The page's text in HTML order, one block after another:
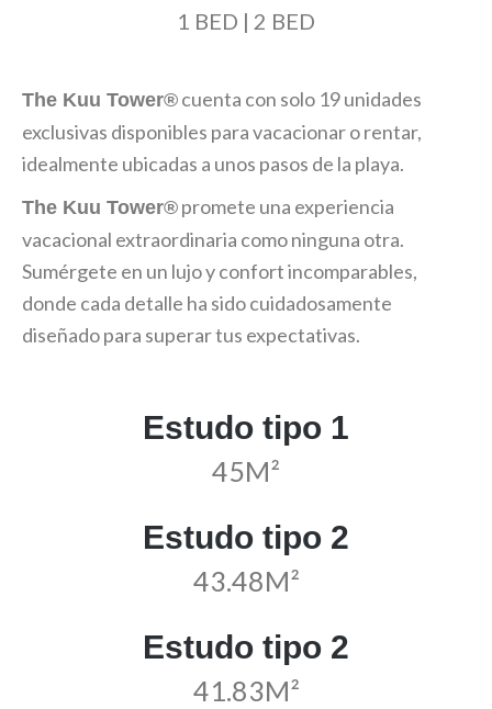
1 BED | 2 BED
The Kuu Tower® cuenta con solo 19 unidades
exclusivas disponibles para vacacionar o rentar,
idealmente ubicadas a unos pasos de la playa.
The Kuu Tower®️ promete una experiencia
vacacional extraordinaria como ninguna otra.
Sumérgete en un lujo y confort incomparables,
donde cada detalle ha sido cuidadosamente
diseñado para superar tus expectativas.
Estudo tipo 1
45M²
Estudo tipo 2
43.48M²
Estudo tipo 2
41.83M²